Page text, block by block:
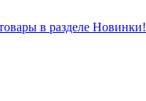
в разделе Новинки!